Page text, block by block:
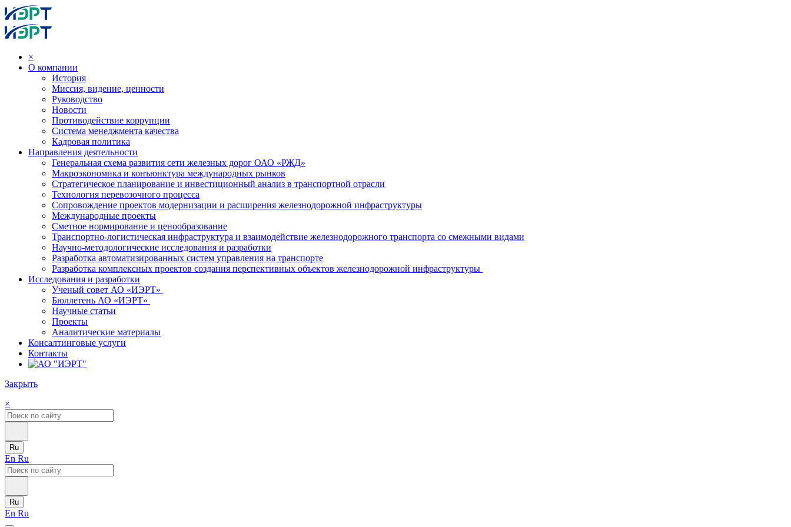
×
О компании
История
Миссия, видение, ценности
Руководство
Новости
Противодействие коррупции
Система менеджмента качества
Кадровая политика
Направления деятельности
Генеральная схема развития сети железных дорог ОАО «РЖД»
Макроэкономика и конъюнктура международных рынков
Стратегическое планирование и инвестиционный анализ в транспортной отрасли
Технология перевозочного процесса
Сопровождение проектов модернизации и расширения железнодорожной инфраструктуры
Международные проекты
Сметное нормирование и ценообразование
Транспортно-логистическая инфраструктура и взаимодействие железнодорожного транспорта со смежными видами
Научно-методологические исследования и разработки
Разработка автоматизированных систем управления на транспорте
Разработка комплексных проектов создания перспективных объектов железнодорожной инфраструктуры
Исследования и разработки
Ученый совет АО «ИЭРТ»
Бюллетень АО «ИЭРТ»
Научные статьи
Проекты
Аналитические материалы
Консалтинговые услуги
Контакты
Закрыть
×
Ru
En Ru
Ru
En Ru